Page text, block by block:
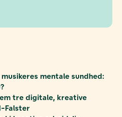
mentale sundhed:
tre digitale, kreative
Falster